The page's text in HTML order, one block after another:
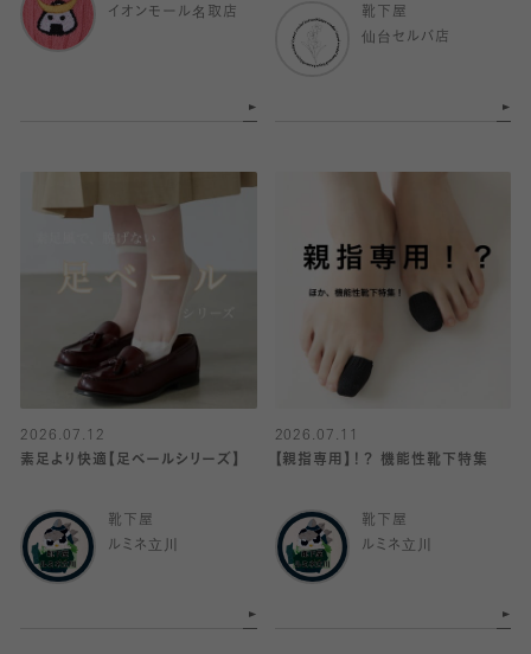
イオンモール名取店
靴下屋
仙台セルバ店
2026.07.12
素足より快適【足ベールシリーズ】
靴下屋
ルミネ立川
2026.07.11
【親指専用】！？ 機能性靴下特集
靴下屋
ルミネ立川